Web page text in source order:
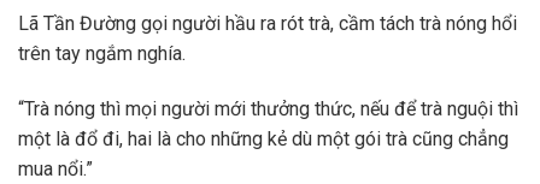
Lã Tần Đường gọi người hầu ra rót trà, cầm tách trà nóng hổi
trên tay ngắm nghía.
“Trà nóng thì mọi người mới thưởng thức, nếu để trà nguội thì
một là đổ đi, hai là cho những kẻ dù một gói trà cũng chẳng
mua nổi.”